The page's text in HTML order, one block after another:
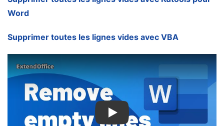
Word
Supprimer toutes les lignes vides avec VBA
Play